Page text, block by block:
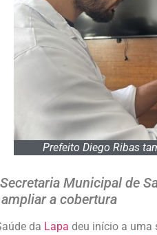
Prefeito Diego Ribas
Municipal de
a cobertura
da Lapa deu início a uma